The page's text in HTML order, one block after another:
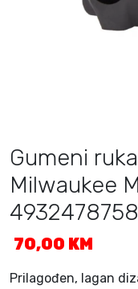
Gumeni
Milwaukee
4932478758
70,00 KM
Prilagođen, lagan